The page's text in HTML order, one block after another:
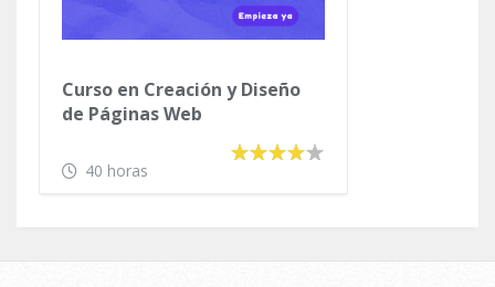
Curso en Creación y Diseño
de Páginas Web
40 horas